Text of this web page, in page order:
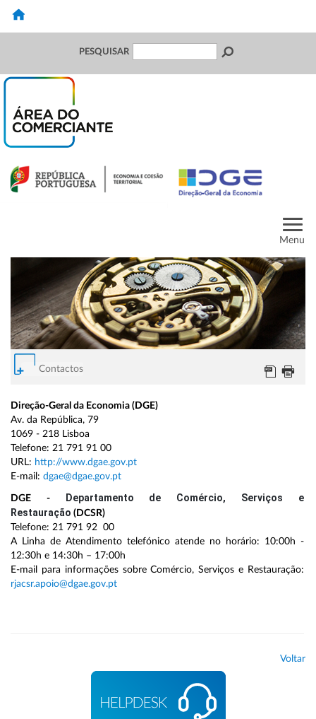
PESQUISAR
Menu
Contactos
Direção-Geral da Economia (DGE)
Av. da República, 79
1069 - 218 Lisboa
Telefone: 21 791 91 00
URL: http://www.dgae.gov.pt
E-mail: dgae@dgae.gov.pt
DGE -
Departamento de Comércio, Serviços e
Restauração (DCSR)
Telefone: 21 791 92 00
A Linha de Atendimento telefónico atende no horário: 10:00h -
12:30h e 14:30h – 17:00h
E-mail para informações sobre Comércio, Serviços e Restauração:
rjacsr.apoio@dgae.gov.pt
Voltar